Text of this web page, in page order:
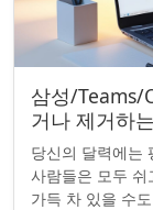
삼성/Teams/
거나 제거하
당신의 달력에는
사람들은 모두
가득 차 있을 수